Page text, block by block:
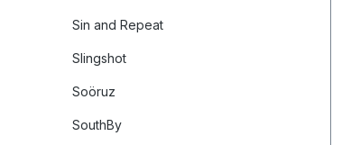
Sin and Repeat
Slingshot
Soöruz
SouthBy